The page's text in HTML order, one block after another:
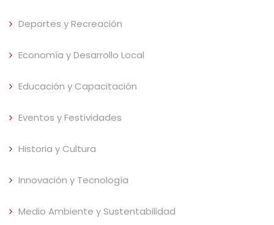
Deportes y Recreación
Economía y Desarrollo Local
Educación y Capacitación
Eventos y Festividades
Historia y Cultura
Innovación y Tecnología
Medio Ambiente y Sustentabilidad